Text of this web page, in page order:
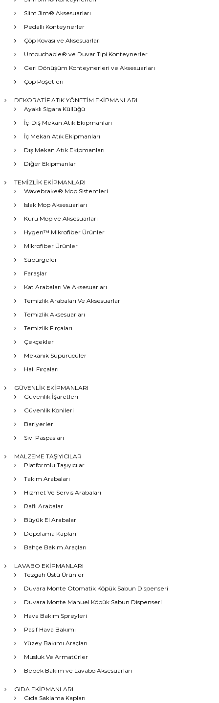
Slim Jim® Aksesuarları
Pedallı Konteynerler
Çöp Kovası ve Aksesuarları
Untouchable® ve Duvar Tipi Konteynerler
Geri Dönüşüm Konteynerleri ve Aksesuarları
Çöp Poşetleri
DEKORATİF ATIK YÖNETİM EKİPMANLARI
Ayaklı Sigara Küllüğü
İç-Dış Mekan Atık Ekipmanları
İç Mekan Atık Ekipmanları
Dış Mekan Atık Ekipmanları
Diğer Ekipmanlar
TEMİZLİK EKİPMANLARI
Wavebrake® Mop Sistemleri
Islak Mop Aksesuarları
Kuru Mop ve Aksesuarları
Hygen™ Mikrofiber Ürünler
Mikrofiber Ürünler
Süpürgeler
Faraşlar
Kat Arabaları Ve Aksesuarları
Temizlik Arabaları Ve Aksesuarları
Temizlik Aksesuarları
Temizlik Fırçaları
Çekçekler
Mekanik Süpürücüler
Halı Fırçaları
GÜVENLİK EKİPMANLARI
Güvenlik İşaretleri
Güvenlik Konileri
Bariyerler
Sıvı Paspasları
MALZEME TAŞIYICILAR
Platformlu Taşıyıcılar
Takım Arabaları
Hizmet Ve Servis Arabaları
Raflı Arabalar
Büyük El Arabaları
Depolama Kapları
Bahçe Bakım Araçları
LAVABO EKİPMANLARI
Tezgah Üstü Ürünler
Duvara Monte Otomatik Köpük Sabun Dispenseri
Duvara Monte Manuel Köpük Sabun Dispenseri
Hava Bakım Spreyleri
Pasif Hava Bakımı
Yüzey Bakımı Araçları
Musluk Ve Armatürler
Bebek Bakım ve Lavabo Aksesuarları
GIDA EKİPMANLARI
Gıda Saklama Kapları